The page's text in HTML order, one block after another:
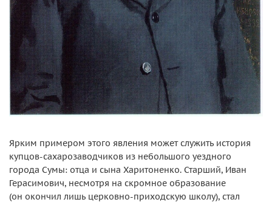
Ярким примером этого явления может служить история
купцов-сахарозаводчиков из небольшого уездного
города Сумы: отца и сына Харитоненко. Старший, Иван
Герасимович, несмотря на скромное образование
(он окончил лишь церковно-приходскую школу), стал